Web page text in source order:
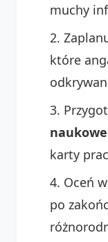
muchy
które
karty
Oceń
po